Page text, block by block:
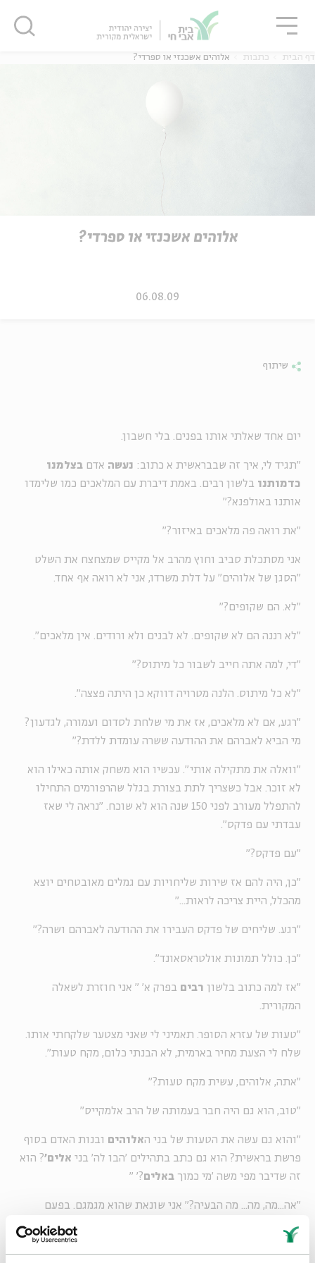
דף הבית כתבות אלוהים אשכנזי או ספרדי?
אלוהים אשכנזי או ספרדי?
06.08.09
שיתוף
יום אחד שאלתי אותו בפנים. בלי חשבון.
"תגיד לי, איך זה שבבראשית א כתוב: נעשה אדם בצלמנו
כדמותנו בלשון רבים. באמת דיברת עם המלאכים כמו שלימדו
אותנו באולפנא?"
"את רואה פה מלאכים באיזור?"
אני מסתכלת סביב וחוץ מהרב אל מקייס שמצחצח את השלט
"הסגן של אלוהים" על דלת משרדו, אני לא רואה אף אחד.
"לא. הם שקופים?"
"לא רננה הם לא שקופים. לא לבנים ולא ורודים. אין מלאכים".
"די, למה אתה חייב לשבור כל מיתוס?"
"לא כל מיתוס. הלנה מטרויה דווקא כן היתה פצצה".
"רגע, אם לא מלאכים, אז את מי שלחת לסדום ועמורה, לגדעון?
מי הביא לאברהם את ההודעה ששרה עומדת ללדת?"
"וואלה את מתקילה אותי". עכשיו הוא משחק אותה כאילו הוא
לא זוכר. אבל כשצריך לתת בצורת בגלל שהרפורמים התחילו
להתפלל מעורב לפני 150 שנה הוא לא שוכח. "נראה לי שאז
עבדתי עם פדקס".
"עם פדקס?"
"כן, היה להם אז שירות שליחויות עם גמלים מאובטחים יוצא
מהכלל, היית צריכה לראות..."
"רגע. שליחים של פדקס העבירו את ההודעה לאברהם ושרה?"
"כן. כולל תמונות אולטראסאונד".
"אז למה כתוב בלשון רבים בפרק א' " אני חוזרת לשאלה
המקורית.
"טעות של עזרא הסופר. תאמיני לי שאני מצטער שלקחתי אותו.
שלח לי הצעת מחיר בארמית, לא הבנתי כלום, מקח טעות".
"אתה, אלוהים, עשית מקח טעות?"
"טוב, הוא גם היה חבר בעמותה של הרב אלמקייס"
"והוא גם עשה את הטעות של בני האלוהים ובנות האדם בסוף
פרשת בראשית? הוא גם כתב בתהילים 'הבו לה' בני אלים'? הוא
זה שדיבר מפי משה 'מי כמוך באלים?' "
"אה...מה, מה... מה הבעיה?" אני שונאת שהוא מגמגם. בפעם
"אתה לא אמור להיות אל אחד?"
סגור